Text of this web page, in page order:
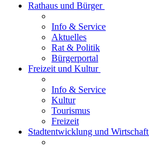
Rathaus und Bürger
Info & Service
Aktuelles
Rat & Politik
Bürgerportal
Freizeit und Kultur
Info & Service
Kultur
Tourismus
Freizeit
Stadtentwicklung und Wirtschaft